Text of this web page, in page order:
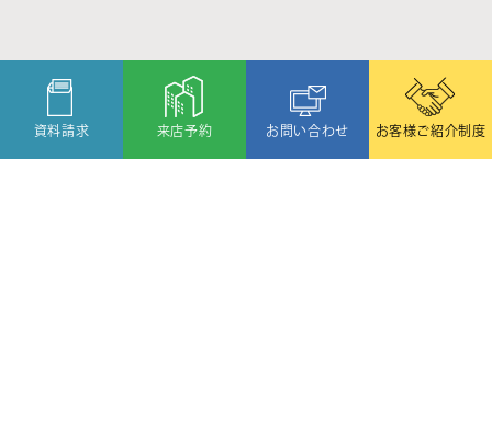
資料請求 来店予約 お問い合わせ お客様ご紹介制度